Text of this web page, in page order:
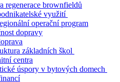
regenerace brownfieldů
využití
operační program
dopravy
základních škol
centra
úspory v bytových domech